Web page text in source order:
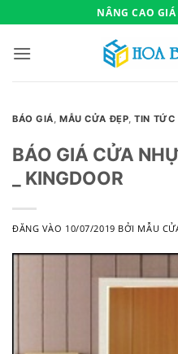
qua
nội
NÂNG CAO
BÁO GIÁ,MẪU CỬA ĐẸP,TIN TỨC
BÁO GIÁ CỬA
_ KINGDOOR
ĐĂNG VÀO 10/07/2019 BỞI MẪU